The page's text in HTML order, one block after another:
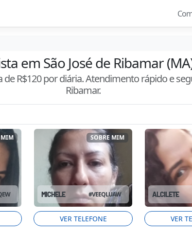
em São José de Ribamar
R$120por diária. Atendimentorápido e
Ribamar.
MIM SOBRE MIM
MICHELE #VEEQLUAW
VER TELEFONE
ALCILETE
VER